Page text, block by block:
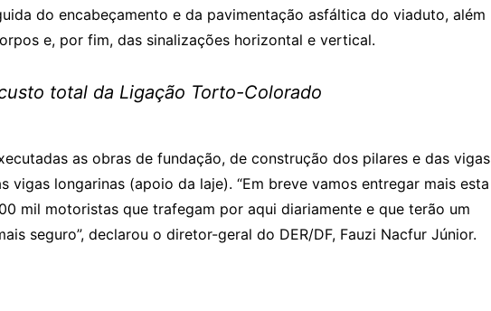
do encabeçamento e da pavimentação asfáltica do viaduto, além
e, por fim, das sinalizações horizontal e vertical.
total da Ligação Torto-Colorado
as obras de fundação, de construção dos pilares e das vigas
vigas longarinas (apoio da laje). “Em breve vamos entregar mais esta
mil motoristas que trafegam por aqui diariamente e que terão um
seguro”, declarou o diretor-geral do DER/DF, Fauzi Nacfur Júnior.